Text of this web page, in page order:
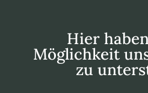
Hier
Möglichkeit
zu